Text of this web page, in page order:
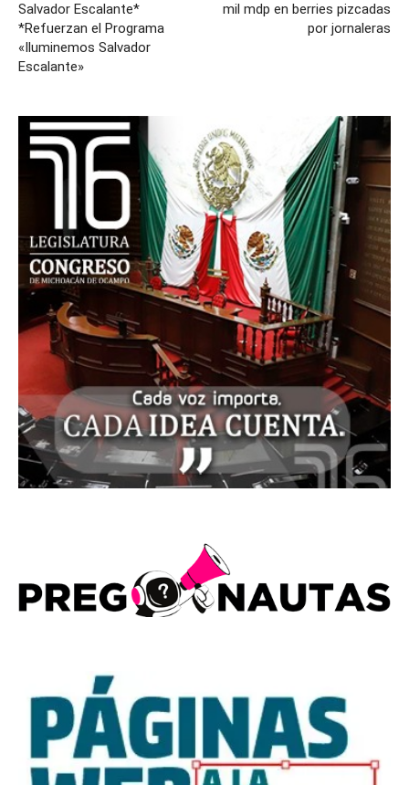
Salvador Escalante*
*Refuerzan el Programa
«Iluminemos Salvador
Escalante»
mil mdp en berries pizcadas
por jornaleras